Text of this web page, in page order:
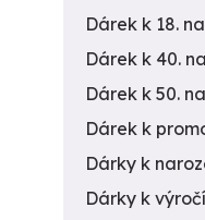
Dárek k 18.
Dárek k 40.
Dárek k 50.
Dárek k
Dárky k
Dárky k výročí